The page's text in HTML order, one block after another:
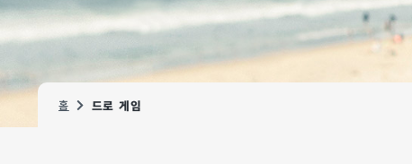
홈 드로 게임